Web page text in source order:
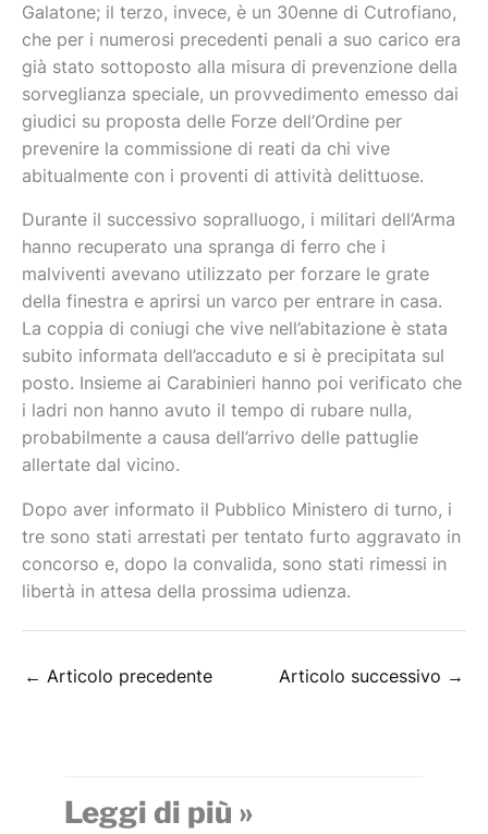
Galatone; il terzo, invece, è un 30enne di Cutrofiano,
che per i numerosi precedenti penali a suo carico era
già stato sottoposto alla misura di prevenzione della
sorveglianza speciale, un provvedimento emesso dai
giudici su proposta delle Forze dell’Ordine per
prevenire la commissione di reati da chi vive
abitualmente con i proventi di attività delittuose.
Durante il successivo sopralluogo, i militari dell’Arma
hanno recuperato una spranga di ferro che i
malviventi avevano utilizzato per forzare le grate
della finestra e aprirsi un varco per entrare in casa.
La coppia di coniugi che vive nell’abitazione è stata
subito informata dell’accaduto e si è precipitata sul
posto. Insieme ai Carabinieri hanno poi verificato che
i ladri non hanno avuto il tempo di rubare nulla,
probabilmente a causa dell’arrivo delle pattuglie
allertate dal vicino.
Dopo aver informato il Pubblico Ministero di turno, i
tre sono stati arrestati per tentato furto aggravato in
concorso e, dopo la convalida, sono stati rimessi in
libertà in attesa della prossima udienza.
← Articolo precedente Articolo successivo →
Leggi di più »